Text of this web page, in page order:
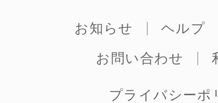
お知らせ
ヘルプ
お問い合わせ
プライバシーポ